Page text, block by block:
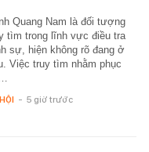
Quang Nam là đối tượng
tìm trong lĩnh vực điều tra
sự, hiện không rõ đang ở
Việc truy tìm nhằm phục
- 5 giờ trước